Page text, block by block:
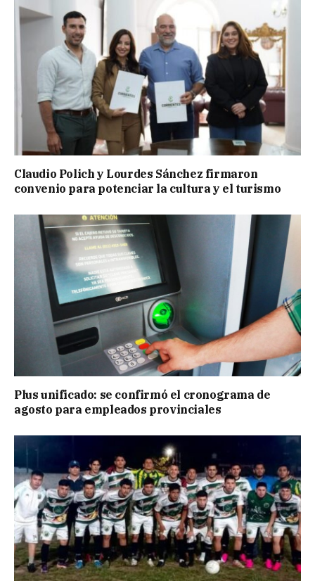
Claudio Polich y Lourdes Sánchez firmaron
convenio para potenciar la cultura y el turismo
Plus unificado: se confirmó el cronograma de
agosto para empleados provinciales